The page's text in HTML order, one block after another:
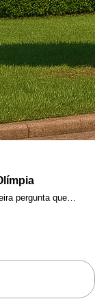
pergunta que…